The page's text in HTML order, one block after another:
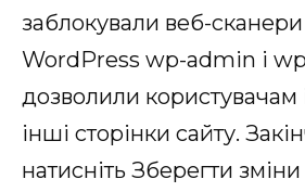
заблокували веб-сканери
WordPress wp-admin і
дозволили користувачам
інші сторінки сайту.
натисніть Зберегти